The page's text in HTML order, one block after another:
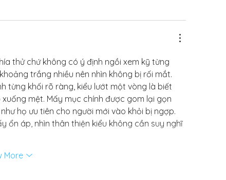
thử chứ không có ý định ngồi xem kỹ từng
trắng nhiều nên nhìn không bị rối mắt.
từng khối rõ ràng, kiểu lướt một vòng là biết
mệt. Mấy mục chính được gom lại gọn
họ ưu tiên cho người mới vào khỏi bị ngợp.
ổn áp, nhìn thân thiện kiểu không cần suy nghĩ
More